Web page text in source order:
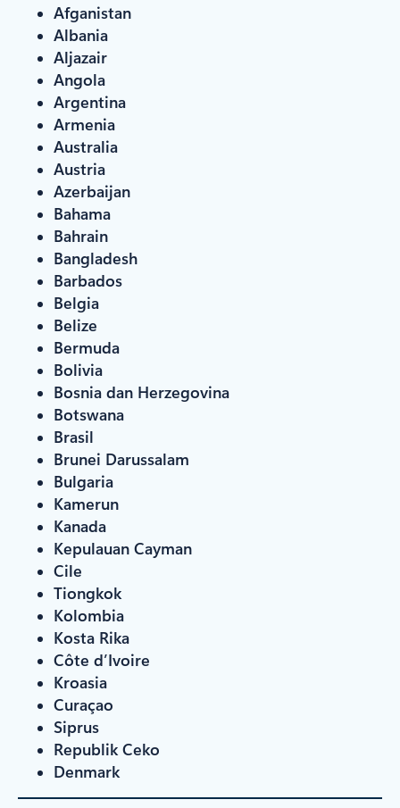
Afganistan
Albania
Aljazair
Angola
Argentina
Armenia
Australia
Austria
Azerbaijan
Bahama
Bahrain
Bangladesh
Barbados
Belgia
Belize
Bermuda
Bolivia
Bosnia dan Herzegovina
Botswana
Brasil
Brunei Darussalam
Bulgaria
Kamerun
Kanada
Kepulauan Cayman
Cile
Tiongkok
Kolombia
Kosta Rika
Côte d’Ivoire
Kroasia
Curaçao
Siprus
Republik Ceko
Denmark